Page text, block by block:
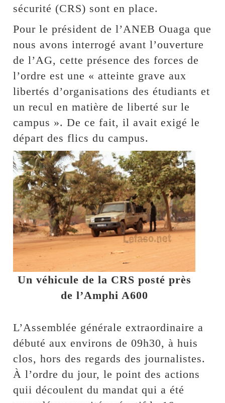
sécurité (CRS) sont en place.
Pour le président de l’ANEB Ouaga que
nous avons interrogé avant l’ouverture
de l’AG, cette présence des forces de
l’ordre est une « atteinte grave aux
libertés d’organisations des étudiants et
un recul en matière de liberté sur le
campus ». De ce fait, il avait exigé le
départ des flics du campus.
Un véhicule de la CRS posté près
de l’Amphi A600
L’Assemblée générale extraordinaire a
débuté aux environs de 09h30, à huis
clos, hors des regards des journalistes.
À l’ordre du jour, le point des actions
quii découlent du mandat qui a été